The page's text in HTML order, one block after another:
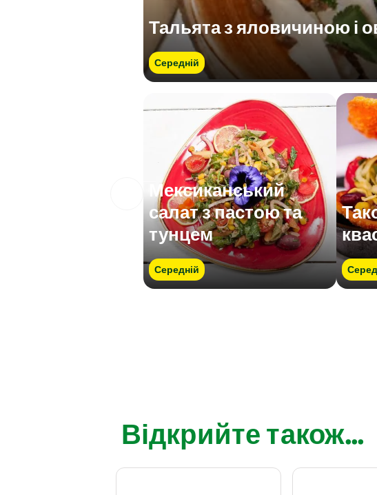
Тальята з яловичиною і
Середній
Мексиканський
салат з пастою та
тунцем
Середній
Відкрийте також...